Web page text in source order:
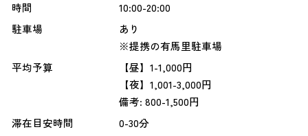
時間
10:00-20:00
駐車場
あり
※提携の有馬里駐車場
平均予算
【昼】1-1,000円
【夜】1,001-3,000円
備考: 800-1,500円
滞在目安時間
0-30分